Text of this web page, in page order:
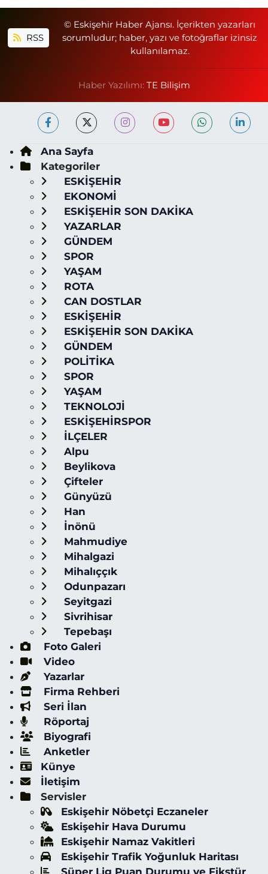
RSS
© Eskişehir Haber Ajansı. İçerikten yazarları
sorumludur; haber, yazı ve fotoğraflar izinsiz
kullanılamaz.
Haber Yazılımı: TE Bilişim
Ana Sayfa
Kategoriler
ESKİŞEHİR
EKONOMİ
ESKİŞEHİR SON DAKİKA
YAZARLAR
GÜNDEM
SPOR
YAŞAM
ROTA
CAN DOSTLAR
ESKİŞEHİR
ESKİŞEHİR SON DAKİKA
GÜNDEM
POLİTİKA
SPOR
YAŞAM
TEKNOLOJİ
ESKİŞEHİRSPOR
İLÇELER
Alpu
Beylikova
Çifteler
Günyüzü
Han
İnönü
Mahmudiye
Mihalgazi
Mihalıççık
Odunpazarı
Seyitgazi
Sivrihisar
Tepebaşı
Foto Galeri
Video
Yazarlar
Firma Rehberi
Seri İlan
Röportaj
Biyografi
Anketler
Künye
İletişim
Servisler
Eskişehir Nöbetçi Eczaneler
Eskişehir Hava Durumu
Eskişehir Namaz Vakitleri
Eskişehir Trafik Yoğunluk Haritası
Süper Lig Puan Durumu ve Fikstür